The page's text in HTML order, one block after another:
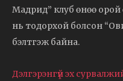
Мадрид” клуб өнөө орой
нь тодорхой болсон
бэлтгэж байна.
Дэлгэрэнгүй эх